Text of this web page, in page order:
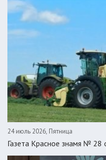
24 июль 2026, Пятница
Газета Красное знамя №